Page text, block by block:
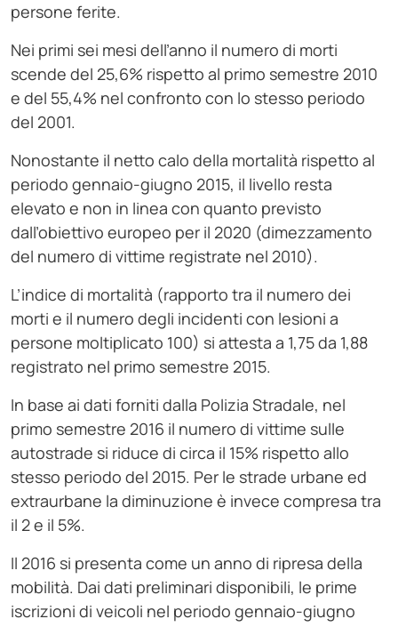
persone ferite.
Nei primi sei mesi dell’anno il numero di morti
scende del 25,6% rispetto al primo semestre 2010
e del 55,4% nel confronto con lo stesso periodo
del 2001.
Nonostante il netto calo della mortalità rispetto al
periodo gennaio-giugno 2015, il livello resta
elevato e non in linea con quanto previsto
dall’obiettivo europeo per il 2020 (dimezzamento
del numero di vittime registrate nel 2010).
L’indice di mortalità (rapporto tra il numero dei
morti e il numero degli incidenti con lesioni a
persone moltiplicato 100) si attesta a 1,75 da 1,88
registrato nel primo semestre 2015.
In base ai dati forniti dalla Polizia Stradale, nel
primo semestre 2016 il numero di vittime sulle
autostrade si riduce di circa il 15% rispetto allo
stesso periodo del 2015. Per le strade urbane ed
extraurbane la diminuzione è invece compresa tra
il 2 e il 5%.
Il 2016 si presenta come un anno di ripresa della
mobilità. Dai dati preliminari disponibili, le prime
iscrizioni di veicoli nel periodo gennaio-giugno